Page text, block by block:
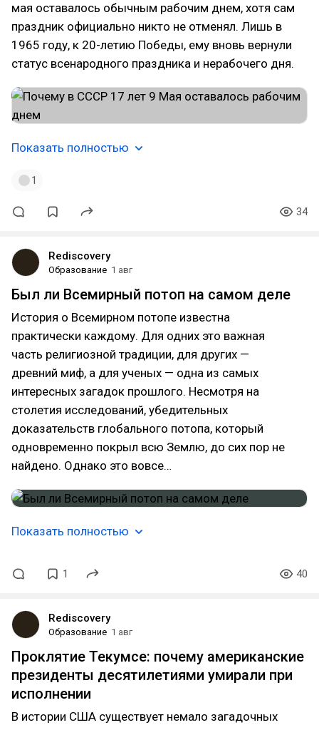
мая оставалось обычным рабочим днем, хотя сам
праздник официально никто не отменял. Лишь в
1965 году, к 20-летию Победы, ему вновь вернули
статус всенародного праздника и нерабочего дня.
Показать полностью
1
34
Rediscovery
Образование 1 авг
Был ли Всемирный потоп на самом деле
История о Всемирном потопе известна
практически каждому. Для одних это важная
часть религиозной традиции, для других —
древний миф, а для ученых — одна из самых
интересных загадок прошлого. Несмотря на
столетия исследований, убедительных
доказательств глобального потопа, который
одновременно покрыл всю Землю, до сих пор не
найдено. Однако это вовсе…
Показать полностью
1 40
Rediscovery
Образование 1 авг
Проклятие Текумсе: почему американские
президенты десятилетиями умирали при
исполнении
В истории США существует немало загадочных